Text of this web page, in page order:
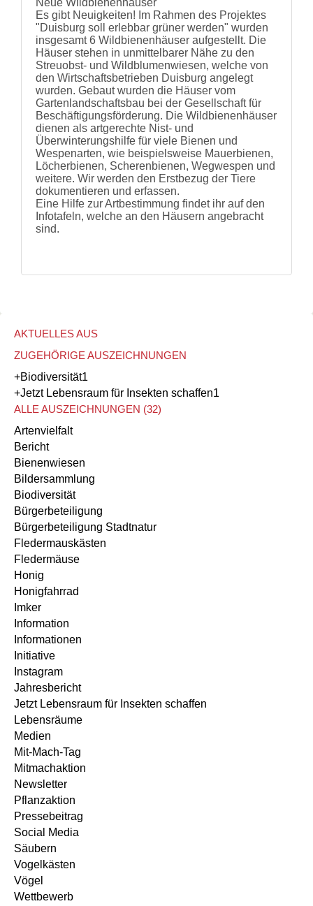
Literatur
Bienenfreundlich
Gärtnern
Allgemein
Biologische
Neue Wildbienenhäuser
Es gibt Neuigkeiten! Im Rahmen des Projektes
"Duisburg soll erlebbar grüner werden" wurden
insgesamt 6 Wildbienenhäuser aufgestellt. Die
Häuser stehen in unmittelbarer Nähe zu den
Streuobst- und Wildblumenwiesen, welche von
den Wirtschaftsbetrieben Duisburg angelegt
wurden. Gebaut wurden die Häuser vom
Gartenlandschaftsbau bei der Gesellschaft für
Beschäftigungsförderung. Die Wildbienenhäuser
dienen als artgerechte Nist- und
Überwinterungshilfe für viele Bienen und
Wespenarten, wie beispielsweise Mauerbienen,
Löcherbienen, Scherenbienen, Wegwespen und
weitere. Wir werden den Erstbezug der Tiere
dokumentieren und erfassen.
Eine Hilfe zur Artbestimmung findet ihr auf den
Infotafeln, welche an den Häusern angebracht
sind.
AKTUELLES AUS
ZUGEHÖRIGE AUSZEICHNUNGEN
+Biodiversität1
+Jetzt Lebensraum für Insekten schaffen1
ALLE AUSZEICHNUNGEN (32)
Artenvielfalt
Bericht
Bienenwiesen
Bildersammlung
Biodiversität
Bürgerbeteiligung
Bürgerbeteiligung Stadtnatur
Fledermauskästen
Fledermäuse
Honig
Honigfahrrad
Imker
Information
Informationen
Initiative
Instagram
Jahresbericht
Jetzt Lebensraum für Insekten schaffen
Lebensräume
Medien
Mit-Mach-Tag
Mitmachaktion
Newsletter
Pflanzaktion
Pressebeitrag
Social Media
Säubern
Vogelkästen
Vögel
Wettbewerb